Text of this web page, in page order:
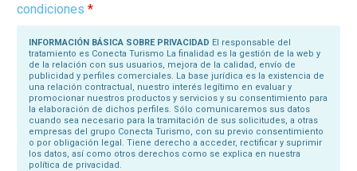
o
m
condiciones *
INFORMACIÓN BÁSICA SOBRE PRIVACIDAD El responsable del
tratamiento es Conecta Turismo La finalidad es la gestión de la web y
de la relación con sus usuarios, mejora de la calidad, envío de
publicidad y perfiles comerciales. La base jurídica es la existencia de
una relación contractual, nuestro interés legítimo en evaluar y
promocionar nuestros productos y servicios y su consentimiento para
la elaboración de dichos perfiles. Sólo comunicaremos sus datos
cuando sea necesario para la tramitación de sus solicitudes, a otras
empresas del grupo Conecta Turismo, con su previo consentimiento
o por obligación legal. Tiene derecho a acceder, rectificar y suprimir
los datos, así como otros derechos como se explica en nuestra
política de privacidad.